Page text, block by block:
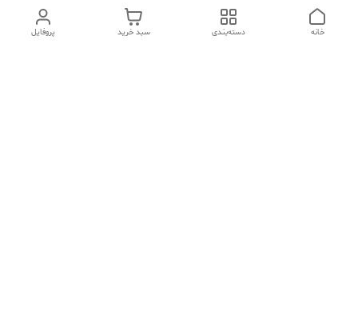
پروفایل سبد خرید دسته‌بندی خانه